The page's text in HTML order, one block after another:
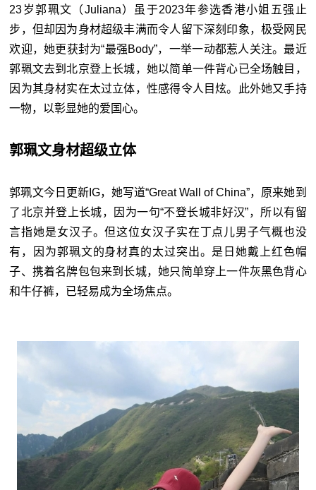
23岁郭珮文（Juliana）虽于2023年参选香港小姐五强止
步，但却因为身材超级丰满而令人留下深刻印象，极受网民
欢迎，她更获封为“最强Body”，一举一动都惹人关注。最近
郭珮文去到北京登上长城，她以简单一件背心已全场触目，
因为其身材实在太过立体，性感得令人目炫。此外她又手持
一物，以彰显她的爱国心。
郭珮文身材超级立体
郭珮文今日更新IG，她写道“Great Wall of China”，原来她到
了北京并登上长城，因为一句“不登长城非好汉”，所以有留
言指她是女汉子。但这位女汉子实在丁点儿男子气概也没
有，因为郭珮文的身材真的太过突出。是日她戴上红色帽
子、携着名牌包包来到长城，她只简单穿上一件灰黑色背心
和牛仔裤，已轻易成为全场焦点。